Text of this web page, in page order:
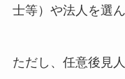
士等）や法人を選
ただし、任意後見